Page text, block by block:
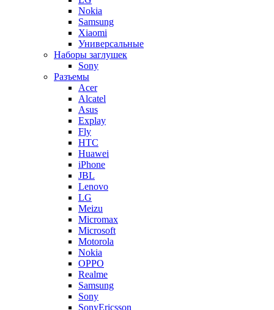
Nokia
Samsung
Xiaomi
Универсальные
Наборы заглушек
Sony
Разъемы
Acer
Alcatel
Asus
Explay
Fly
HTC
Huawei
iPhone
JBL
Lenovo
LG
Meizu
Micromax
Microsoft
Motorola
Nokia
OPPO
Realme
Samsung
Sony
SonyEricsson